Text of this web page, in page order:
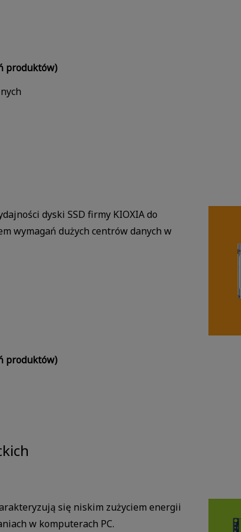
produktów)
dyski SSD firmy KIOXIA do
wymagań dużych centrów danych w
produktów)
się niskim zużyciem energii
w komputerach PC.